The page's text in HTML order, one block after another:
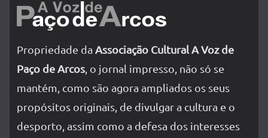
Propriedade da Associação Cultural A Voz de
Paço de Arcos, o jornal impresso, não só se
mantém, como são agora ampliados os seus
propósitos originais, de divulgar a cultura e o
desporto, assim como a defesa dos interesses